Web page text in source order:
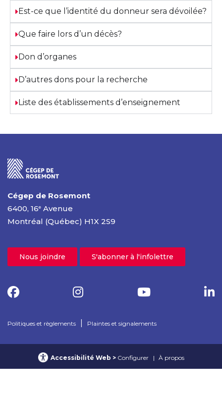
Est-ce que l’identité du donneur sera dévoilée?
Que faire lors d’un décès?
Don d’organes
D’autres dons pour la recherche
Liste des établissements d’enseignement
Cégep de Rosemont
6400, 16e Avenue
Montréal (Québec) H1X 2S9
Nous joindre S'abonner à l'infolettre
Politiques et règlements Plaintes et signalements
Accessibilité Web Configurer À propos